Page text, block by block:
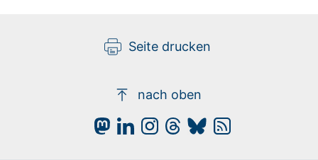
Seite drucken
nach oben